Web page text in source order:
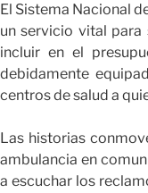
El Sistema Nacional
un servicio vital para
incluir en el
debidamente
centros de salud a
Las historias
ambulancia en
a escuchar los